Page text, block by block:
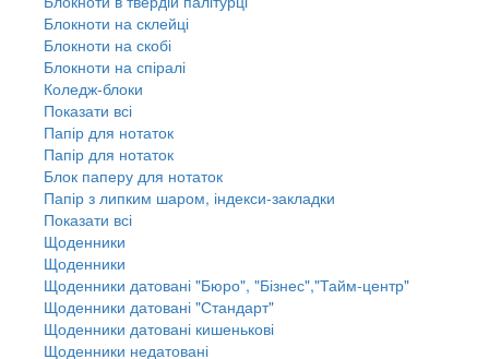
Блокноти на склейці
Блокноти на скобі
Блокноти на спіралі
Коледж-блоки
Показати всі
Папір для нотаток
Папір для нотаток
Блок паперу для нотаток
Папір з липким шаром, індекси-закладки
Показати всі
Щоденники
Щоденники
Щоденники датовані "Бюро", "Бізнес","Тайм-центр"
Щоденники датовані "Стандарт"
Щоденники датовані кишенькові
Щоденники недатовані